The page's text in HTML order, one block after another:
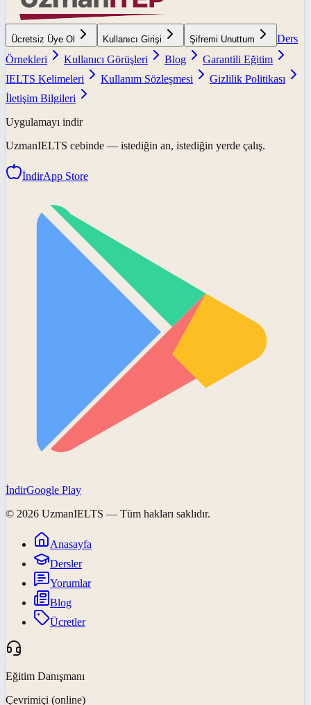
Ücretsiz Üye Ol Kullanıcı Girişi Şifremi Unuttum
Ders
Örnekleri
Kullanıcı Görüşleri Blog
Garantili Eğitim
IELTS Kelimeleri
Kullanım Sözleşmesi
Gizlilik Politikası
İletişim Bilgileri
Uygulamayı indir
UzmanIELTS cebinde — istediğin an, istediğin yerde çalış.
İndirApp Store
İndirGoogle Play
© 2026 UzmanIELTS — Tüm hakları saklıdır.
Anasayfa
Dersler
Yorumlar
Blog
Ücretler
Eğitim Danışmanı
Çevrimiçi (online)